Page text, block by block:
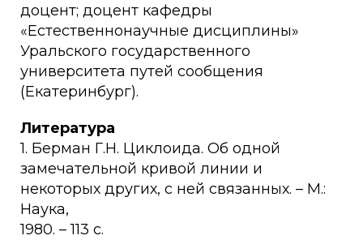
доцент; доцент кафедры
«Естественнонаучные дисциплины»
Уральского государственного
университета путей сообщения
(Екатеринбург).
Литература
1. Берман Г.Н. Циклоида. Об одной
замечательной кривой линии и
некоторых других, с ней связанных. – М.:
Наука,
1980. – 113 с.